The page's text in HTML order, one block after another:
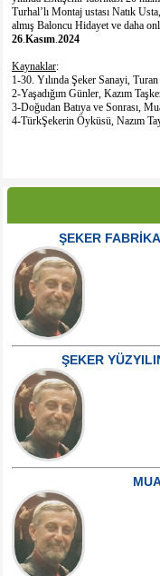
Turhal’lı Montaj ustası Natık
almış Baloncu Hidayet ve daha
26.Kasım.2024
Kaynaklar:
1-30. Yılında Şeker Sanayi,
2-Yaşadığım Günler, Kazım
3-Doğudan Batıya ve Sonrası,
4-TürkŞekerin Öyküsü, Nazım
ŞEKER
ŞEKER